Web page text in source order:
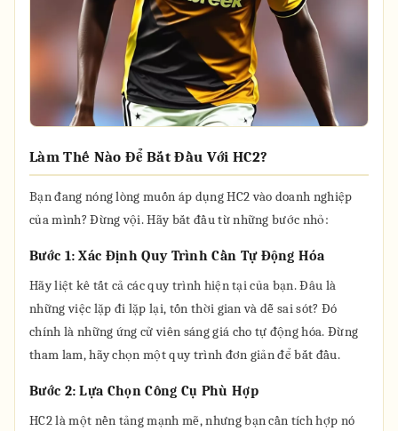
Làm Thế Nào Để Bắt Đầu Với HC2?
Bạn đang nóng lòng muốn áp dụng HC2 vào doanh nghiệp
của mình? Đừng vội. Hãy bắt đầu từ những bước nhỏ:
Bước 1: Xác Định Quy Trình Cần Tự Động Hóa
Hãy liệt kê tất cả các quy trình hiện tại của bạn. Đâu là
những việc lặp đi lặp lại, tốn thời gian và dễ sai sót? Đó
chính là những ứng cử viên sáng giá cho tự động hóa. Đừng
tham lam, hãy chọn một quy trình đơn giản để bắt đầu.
Bước 2: Lựa Chọn Công Cụ Phù Hợp
HC2 là một nền tảng mạnh mẽ, nhưng bạn cần tích hợp nó